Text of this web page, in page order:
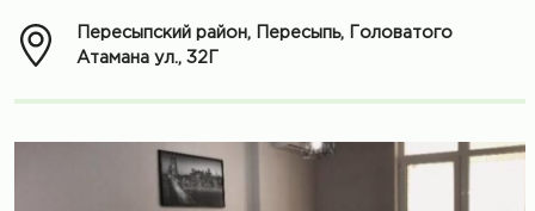
Пересыпский район, Пересыпь, Головатого
Атамана ул., 32Г